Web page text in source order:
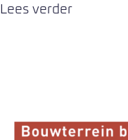
Lees verder